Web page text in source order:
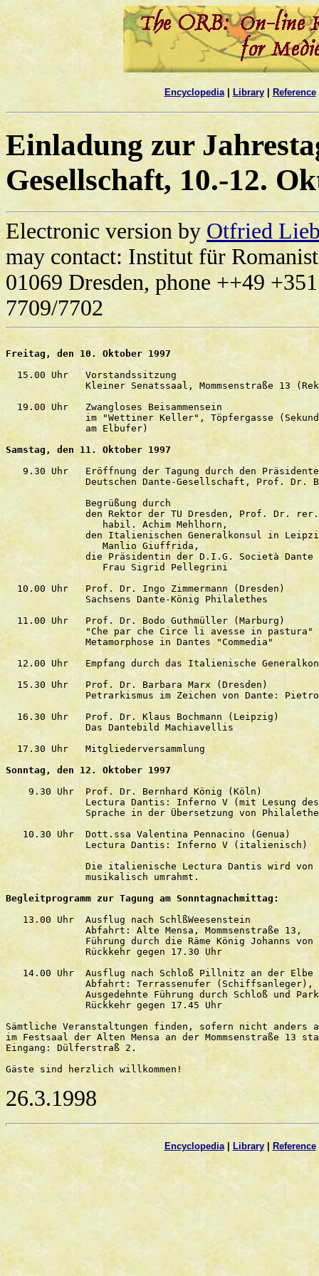
Encyclopedia| Library| Reference
Einladung zur
Gesellschaft, 10.-12.
Electronic version by Otfried
may contact: Institut für
01069 Dresden, phone ++49
7709/7702
Freitag, den 10. Oktober 1997
  15.00 Uhr   Vorstandssitzung
Kleiner Senatssaal, Mommsenstraße 13
  19.00 Uhr   Zwangloses Beisammensein
im "Wettiner Keller", Töpfergasse
              am Elbufer)
Samstag, den 11. Oktober 1997
9.30 Uhr   Eröffnung der Tagung durch den
Deutschen Dante-Gesellschaft, Prof. Dr.
              Begrüßung durch
den Rektor der TU Dresden, Prof. Dr.
                 habil. Achim Mehlhorn,
den Italienischen Generalkonsul in
                 Manlio Giuffrida,
die Präsidentin der D.I.G. Società Dante
                 Frau Sigrid Pellegrini
  10.00 Uhr   Prof. Dr. Ingo Zimmermann (Dresden)
              Sachsens Dante-König Philalethes
  11.00 Uhr   Prof. Dr. Bodo Guthmüller (Marburg)
"Che par che Circe li avesse in
              Metamorphose in Dantes "Commedia"
12.00 Uhr   Empfang durch das Italienische
  15.30 Uhr   Prof. Dr. Barbara Marx (Dresden)
Petrarkismus im Zeichen von Dante:
  16.30 Uhr   Prof. Dr. Klaus Bochmann (Leipzig)
              Das Dantebild Machiavellis
  17.30 Uhr   Mitgliederversammlung
Sonntag, den 12. Oktober 1997
    9.30 Uhr  Prof. Dr. Bernhard König (Köln)
Lectura Dantis: Inferno V (mit Lesung
Sprache in der Übersetzung von
   10.30 Uhr  Dott.ssa Valentina Pennacino (Genua)
              Lectura Dantis: Inferno V (italienisch)
Die italienische Lectura Dantis wird
              musikalisch umrahmt.
Begleitprogramm zur Tagung am Sonntagnachmittag:
   13.00 Uhr  Ausflug nach SchlßWeesenstein
              Abfahrt: Alte Mensa, Mommsenstraße 13,
Führung durch die Räme König Johanns von
              Rückkehr gegen 17.30 Uhr
   14.00 Uhr  Ausflug nach Schloß Pillnitz an der Elbe
              Abfahrt: Terrassenufer (Schiffsanleger),
Ausgedehnte Führung durch Schloß und
              Rückkehr gegen 17.45 Uhr
Sämtliche Veranstaltungen finden, sofern nicht anders
im Festsaal der Alten Mensa an der Mommsenstraße 13
Eingang: Dülferstraß 2.
26.3.1998
Encyclopedia| Library| Reference